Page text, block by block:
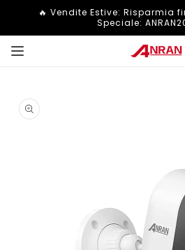
direttamente
🔥 Vendite Estive: Risparmia
Speciale:
informazioni
sul
prodotto